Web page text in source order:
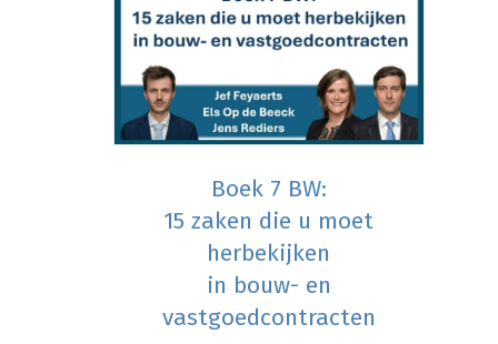
Boek 7 BW:
15 zaken die u moet
herbekijken
in bouw- en
vastgoedcontracten